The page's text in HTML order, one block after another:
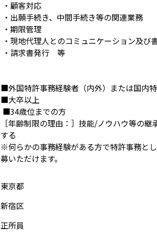
・顧客対応
・出願手続き、中間手続き等の関連業務
・期限管理
・現地代理人とのコミュニケーション及び
・請求書発行　等
■外国特許事務経験者（内外）または国内
■大卒以上
■34歳位までの方
［年齢制限の理由：］技能/ノウハウ等の
する
※何らかの事務経験がある方で特許事務と
募いただけます。
東京都
新宿区
正所員